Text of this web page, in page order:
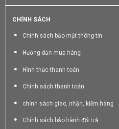
CHÍNH SÁCH
Chính sách bảo mật thông tin
Hướng dẫn mua hàng
Hình thức thanh toán
Chính sách thanh toán
chính sách giao, nhận, kiểm hàng
Chính sách bảo hành đổi trả